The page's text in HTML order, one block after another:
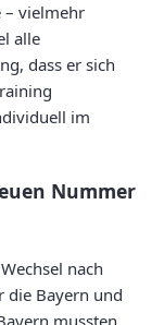
– vielmehr
alle
dass er sich
im
Nummer
nach
die Bayern und